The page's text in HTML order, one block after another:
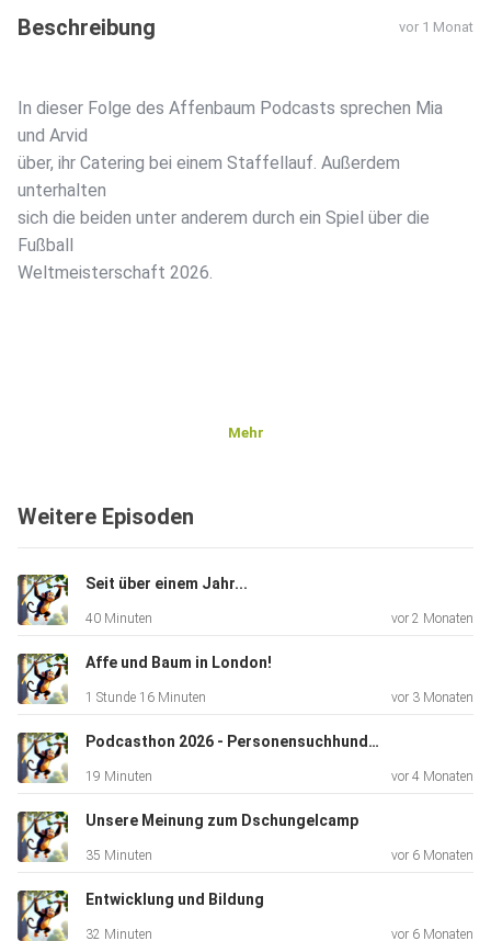
Beschreibung vor 1 Monat
In dieser Folge des Affenbaum Podcasts sprechen Mia
und Arvid
über, ihr Catering bei einem Staffellauf. Außerdem
unterhalten
sich die beiden unter anderem durch ein Spiel über die
Fußball
Weltmeisterschaft 2026.
Mehr
Weitere Episoden
Seit über einem Jahr...
40 Minuten vor 2 Monaten
Affe und Baum in London!
1 Stunde 16 Minuten vor 3 Monaten
Podcasthon 2026 - Personensuchhunde Westmünsterland e.v.
19 Minuten vor 4 Monaten
Unsere Meinung zum Dschungelcamp
35 Minuten vor 6 Monaten
Entwicklung und Bildung
32 Minuten vor 6 Monaten